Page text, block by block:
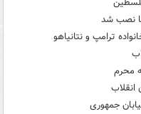
نصب شد
ترامپ و نتانیاهو
محرم
انقلاب
جمهوری